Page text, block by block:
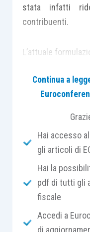
stata infatti
contribuenti.
L’attuale
dell’Agenzia
pronuncia
il40%
caso di
primo
decreto
il15%
caso di
Continua a
Hai accesso
gli articoli di
Hai la
pdf di tutti gli
fiscale
Accedi a
di